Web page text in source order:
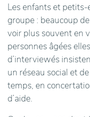
Les enfants et
groupe : beaucoup
voir plus souvent en
personnes âgées
d’interviewés
un réseau social et
temps, en
d’aide.